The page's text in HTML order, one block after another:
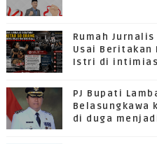
Rumah
Usai Beritakan
Istri di
PJ Bupati
Belasungkawa
di duga